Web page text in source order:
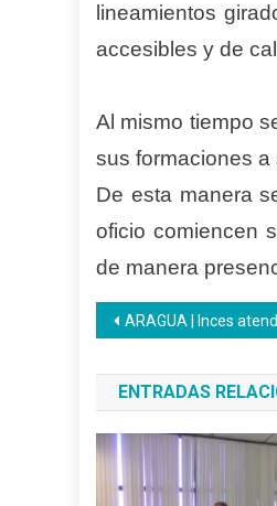
lineamientos
accesibles y de
Al mismo tiempo
sus formaciones
De esta manera
oficio comiencen
de manera
Navegación
de
entradas
ARAGUA | Inces atendió con éxito en 2023 a la población de los centros de
ENTRADAS